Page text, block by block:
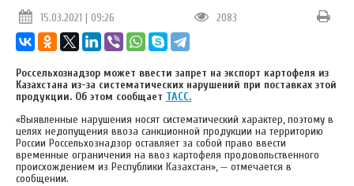
15.03.2021 | 09:26 2083
Россельхознадзор может ввести запрет на экспорт картофеля из
Казахстана из-за систематических нарушений при поставках этой
продукции. Об этом сообщает ТАСС.
«Выявленные нарушения носят систематический характер, поэтому в
целях недопущения ввоза санкционной продукции на территорию
России Россельхознадзор оставляет за собой право ввести
временные ограничения на ввоз картофеля продовольственного
происхождением из Республики Казахстан», — отмечается в
сообщении.